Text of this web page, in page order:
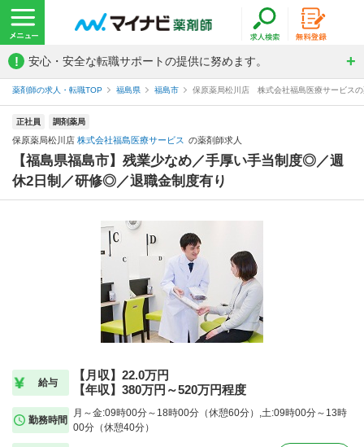
! 安心・安全な転職サポートの提供に努めます。
薬剤師の求人・転職TOP 福島県 福島市 保原薬局松川店 株式会社福島医療サービス
正社員 調剤薬局
保原薬局松川店 株式会社福島医療サービス の薬剤師求人
【福島県福島市】残業少なめ／手厚い手当制度◎／週
休2日制／研修◎／退職金制度有り
給与
【月収】22.0万円
【年収】380万円～520万円程度
勤務時間
月～金:09時00分～18時00分（休憩60分）,土:09時00分～13時
00分（休憩40分）